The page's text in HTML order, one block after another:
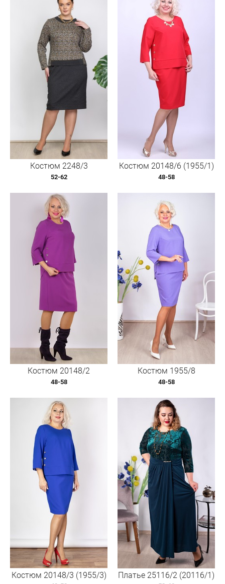
Костюм 2248/3
52-62
Костюм 20148/6 (1955/1)
48-58
Костюм 20148/2
48-58
Костюм 1955/8
48-58
Костюм 20148/3 (1955/3) Платье 25116/2 (20116/1)